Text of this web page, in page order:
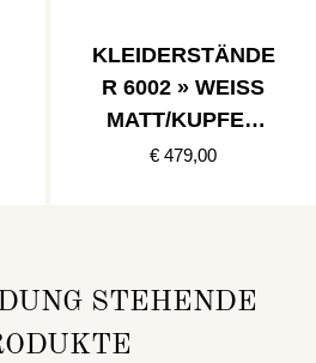
KLEIDERSTÄNDE
R 6002 » WEISS M
ATT/KUPFER P
OLIERT
€ 479,00
STEHENDE